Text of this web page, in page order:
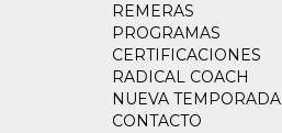
REMERAS
PROGRAMAS
CERTIFICACIONES
RADICAL COACH
NUEVA TEMPORADA
CONTACTO